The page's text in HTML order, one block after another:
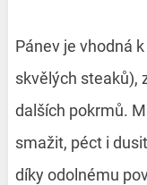
Pánev je vhodná
skvělých steaků),
dalších pokrmů.
smažit, péct i
díky odolnému